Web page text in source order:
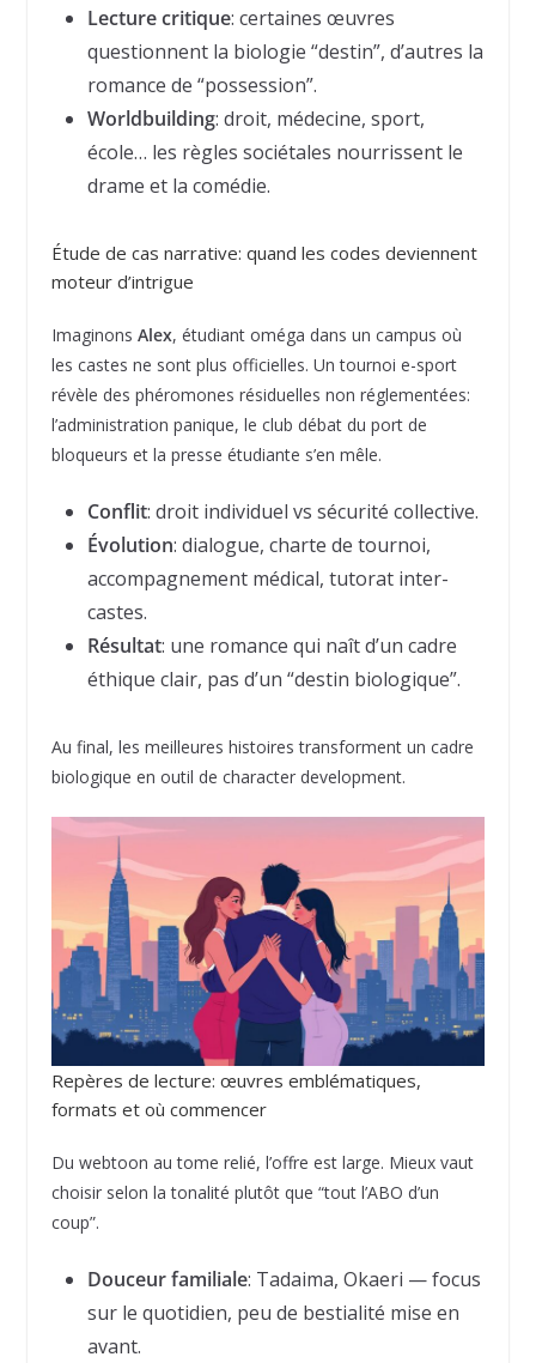
Lecture critique: certaines œuvres
questionnent la biologie “destin”, d’autres la
romance de “possession”.
Worldbuilding: droit, médecine, sport,
école… les règles sociétales nourrissent le
drame et la comédie.
Étude de cas narrative: quand les codes deviennent
moteur d’intrigue
Imaginons Alex, étudiant oméga dans un campus où
les castes ne sont plus officielles. Un tournoi e-sport
révèle des phéromones résiduelles non réglementées:
l’administration panique, le club débat du port de
bloqueurs et la presse étudiante s’en mêle.
Conflit: droit individuel vs sécurité collective.
Évolution: dialogue, charte de tournoi,
accompagnement médical, tutorat inter-
castes.
Résultat: une romance qui naît d’un cadre
éthique clair, pas d’un “destin biologique”.
Au final, les meilleures histoires transforment un cadre
biologique en outil de character development.
Repères de lecture: œuvres emblématiques,
formats et où commencer
Du webtoon au tome relié, l’offre est large. Mieux vaut
choisir selon la tonalité plutôt que “tout l’ABO d’un
coup”.
Douceur familiale: Tadaima, Okaeri — focus
sur le quotidien, peu de bestialité mise en
avant.